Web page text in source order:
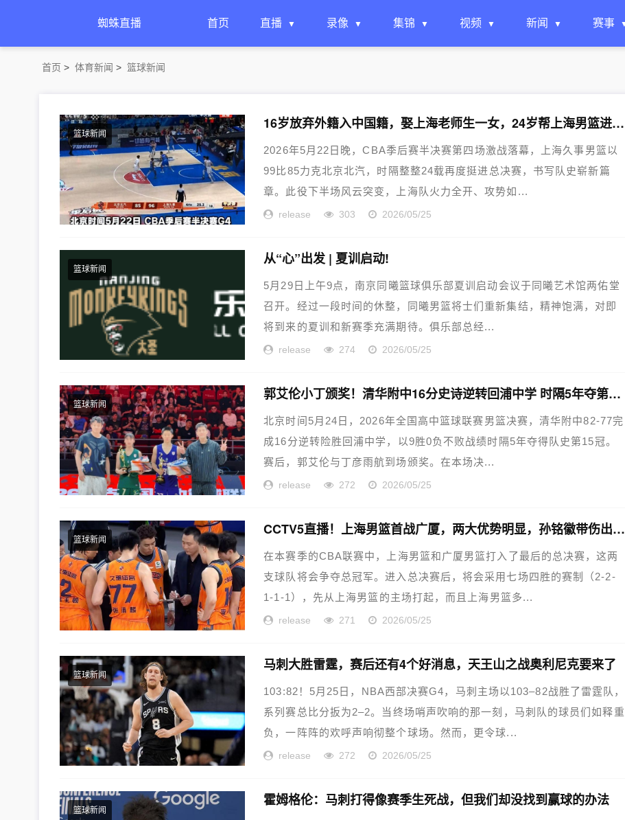
蜘蛛直播 首页 直播 录像 集锦 视频 新闻 赛事
首页 > 体育新闻 > 篮球新闻
篮球新闻
16岁放弃外籍入中国籍，娶上海老师生一女，24岁帮上海男篮进决赛
2026年5月22日晚，CBA季后赛半决赛第四场激战落幕，上海久事男篮以
99比85力克北京北汽，时隔整整24载再度挺进总决赛，书写队史崭新篇
章。此役下半场风云突变，上海队火力全开、攻势如...
release 303 2026/05/25
篮球新闻
从“心”出发 | 夏训启动!
5月29日上午9点，南京同曦篮球俱乐部夏训启动会议于同曦艺术馆两佑堂
召开。经过一段时间的休整，同曦男篮将士们重新集结，精神饱满，对即
将到来的夏训和新赛季充满期待。俱乐部总经...
release 274 2026/05/25
篮球新闻
郭艾伦小丁颁奖！清华附中16分史诗逆转回浦中学 时隔5年夺第15冠
北京时间5月24日，2026年全国高中篮球联赛男篮决赛，清华附中82-77完
成16分逆转险胜回浦中学，以9胜0负不败战绩时隔5年夺得队史第15冠。
赛后，郭艾伦与丁彦雨航到场颁奖。在本场决...
release 272 2026/05/25
篮球新闻
CCTV5直播！上海男篮首战广厦，两大优势明显，孙铭徽带伤出战！
在本赛季的CBA联赛中，上海男篮和广厦男篮打入了最后的总决赛，这两
支球队将会争夺总冠军。进入总决赛后，将会采用七场四胜的赛制（2-2-
1-1-1），先从上海男篮的主场打起，而且上海男篮多...
release 271 2026/05/25
篮球新闻
马刺大胜雷霆，赛后还有4个好消息，天王山之战奥利尼克要来了
103:82！5月25日，NBA西部决赛G4，马刺主场以103–82战胜了雷霆队，
系列赛总比分扳为2–2。当终场哨声吹响的那一刻，马刺队的球员们如释重
负，一阵阵的欢呼声响彻整个球场。然而，更令球...
release 272 2026/05/25
篮球新闻
霍姆格伦：马刺打得像赛季生死战，但我们却没找到赢球的办法